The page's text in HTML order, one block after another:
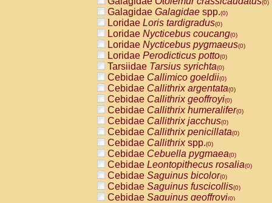
(0)
Galagidae Galagidae spp.(0)
Loridae Loris tardigradus(0)
Loridae Nycticebus coucang(0)
Loridae Nycticebus pygmaeus(0)
Loridae Perodicticus potto(0)
Tarsiidae Tarsius syrichta(0)
Cebidae Callimico goeldii(0)
Cebidae Callithrix argentata(0)
Cebidae Callithrix geoffroyi(0)
Cebidae Callithrix humeralifer(0)
Cebidae Callithrix jacchus(0)
Cebidae Callithrix penicillata(0)
Cebidae Callithrixspp.(0)
Cebidae Cebuella pygmaea(0)
Cebidae Leontopithecus rosalia(0)
Cebidae Saguinus bicolor(0)
Cebidae Saguinus fuscicollis(0)
Cebidae Saguinus geoffroyi(0)